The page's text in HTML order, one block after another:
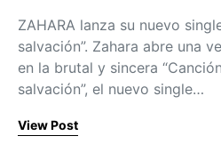
ZAHARA lanza su nuevo
salvación”. Zahara abre una
en la brutal y sincera
salvación”, el nuevo single…
View Post